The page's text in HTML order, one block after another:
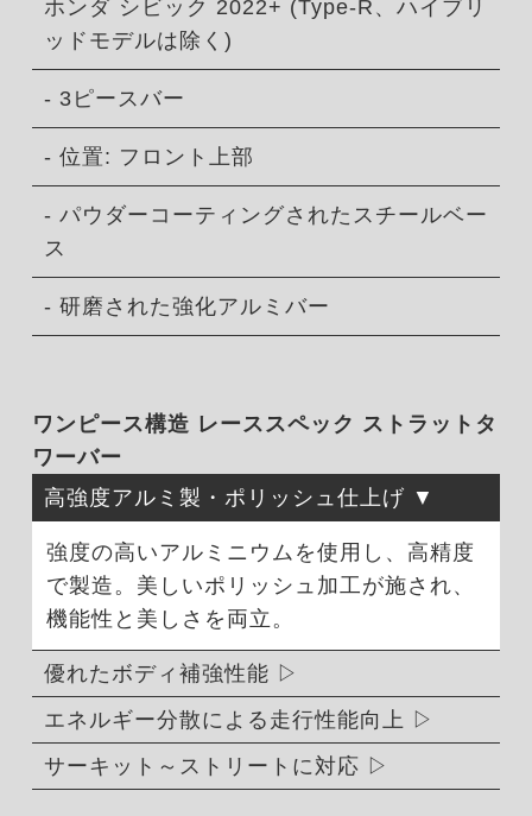
ホンダ シビック 2022+ (Type-R、ハイブリ
ッドモデルは除く)
- 3ピースバー
- 位置: フロント上部
- パウダーコーティングされたスチールベー
ス
- 研磨された強化アルミバー
ワンピース構造 レーススペック ストラットタ
ワーバー
高強度アルミ製・ポリッシュ仕上げ
強度の高いアルミニウムを使用し、高精度
で製造。美しいポリッシュ加工が施され、
機能性と美しさを両立。
優れたボディ補強性能
エネルギー分散による走行性能向上
サーキット～ストリートに対応